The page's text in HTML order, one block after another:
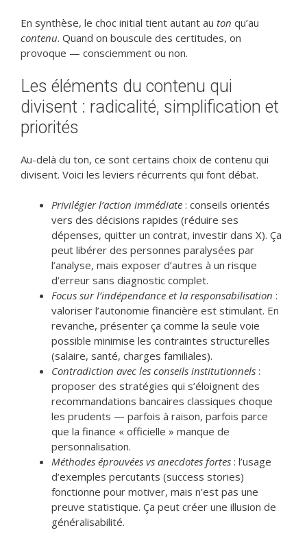
En synthèse, le choc initial tient autant au ton qu’au
contenu. Quand on bouscule des certitudes, on
provoque — consciemment ou non.
Les éléments du contenu qui
divisent : radicalité, simplification et
priorités
Au-delà du ton, ce sont certains choix de contenu qui
divisent. Voici les leviers récurrents qui font débat.
Privilégier l’action immédiate : conseils orientés
vers des décisions rapides (réduire ses
dépenses, quitter un contrat, investir dans X). Ça
peut libérer des personnes paralysées par
l’analyse, mais exposer d’autres à un risque
d’erreur sans diagnostic complet.
Focus sur l’indépendance et la responsabilisation :
valoriser l’autonomie financière est stimulant. En
revanche, présenter ça comme la seule voie
possible minimise les contraintes structurelles
(salaire, santé, charges familiales).
Contradiction avec les conseils institutionnels :
proposer des stratégies qui s’éloignent des
recommandations bancaires classiques choque
les prudents — parfois à raison, parfois parce
que la finance « officielle » manque de
personnalisation.
Méthodes éprouvées vs anecdotes fortes : l’usage
d’exemples percutants (success stories)
fonctionne pour motiver, mais n’est pas une
preuve statistique. Ça peut créer une illusion de
généralisabilité.